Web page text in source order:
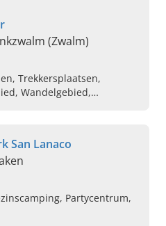
(Zwalm)
Trekkersplaatsen,
Wandelgebied,
San Lanaco
Partycentrum,